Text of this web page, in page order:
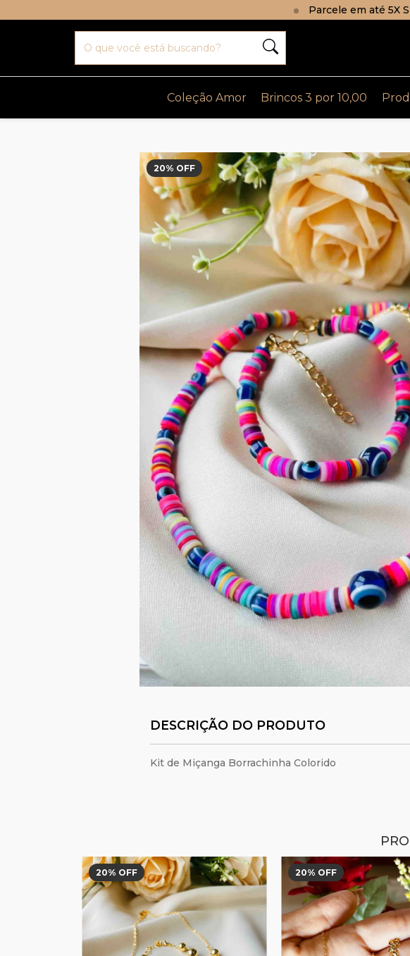
Parcele em até 5X
Coleção Amor Brincos 3 por 10,00
20% OFF
DESCRIÇÃO DO PRODUTO
Kit de Miçanga Borrachinha Colorido
20% OFF 20% OFF